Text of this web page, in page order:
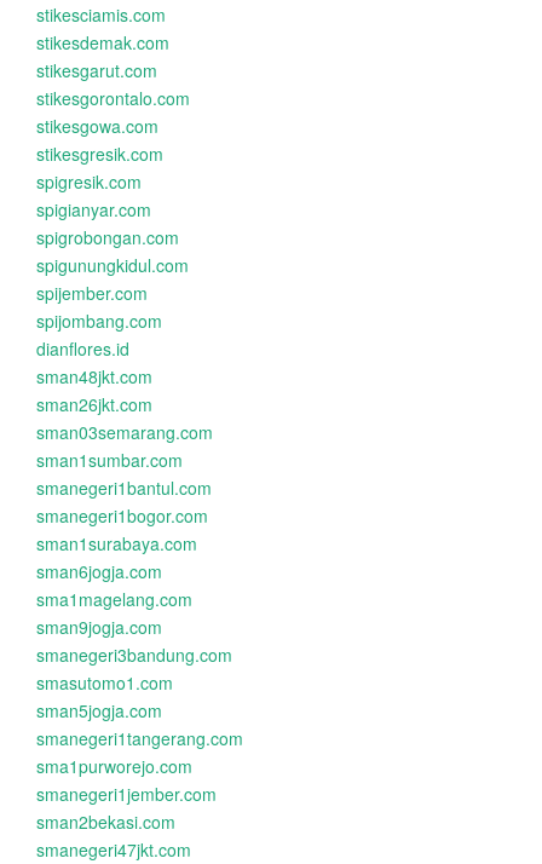
stikesciamis.com
stikesdemak.com
stikesgarut.com
stikesgorontalo.com
stikesgowa.com
stikesgresik.com
spigresik.com
spigianyar.com
spigrobongan.com
spigunungkidul.com
spijember.com
spijombang.com
dianflores.id
sman48jkt.com
sman26jkt.com
sman03semarang.com
sman1sumbar.com
smanegeri1bantul.com
smanegeri1bogor.com
sman1surabaya.com
sman6jogja.com
sma1magelang.com
sman9jogja.com
smanegeri3bandung.com
smasutomo1.com
sman5jogja.com
smanegeri1tangerang.com
sma1purworejo.com
smanegeri1jember.com
sman2bekasi.com
smanegeri47jkt.com